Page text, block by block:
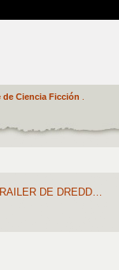
de Ciencia Ficción
DE DREDD…